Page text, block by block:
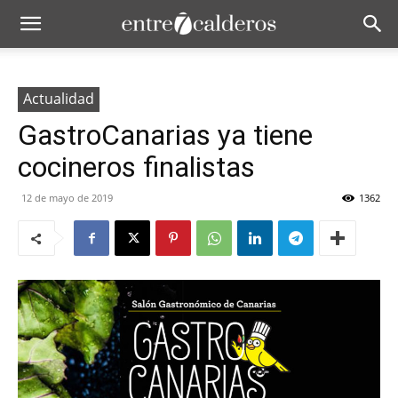
Actualidad
GastroCanarias ya tiene
cocineros finalistas
12 de mayo de 2019 1362